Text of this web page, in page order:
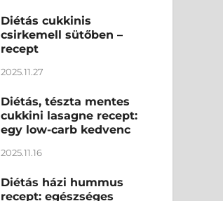
Diétás cukkinis
csirkemell sütőben –
recept
2025.11.27
Diétás, tészta mentes
cukkini lasagne recept:
egy low-carb kedvenc
2025.11.16
Diétás házi hummus
recept: egészséges